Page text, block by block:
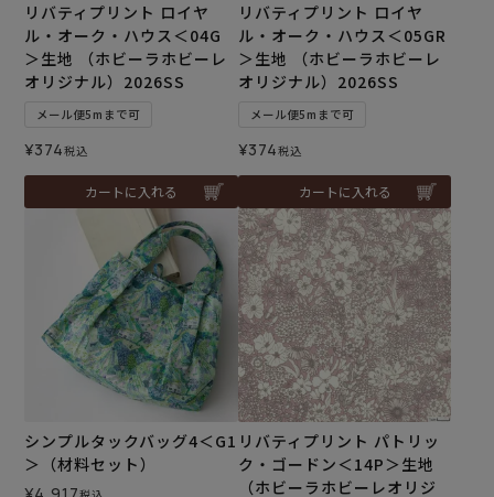
リバティプリント ロイヤ
ル・オーク・ハウス＜04G
＞生地 （ホビーラホビーレ
オリジナル）2026SS
メール便5mまで可
¥374税込
カートに入れる
リバティプリント ロイヤ
ル・オーク・ハウス＜05GR
＞生地 （ホビーラホビーレ
オリジナル）2026SS
メール便5mまで可
¥374税込
カートに入れる
シンプルタックバッグ4＜G1
＞（材料セット）
リバティプリント パトリッ
ク・ゴードン＜14P＞生地
（ホビーラホビーレオリジ